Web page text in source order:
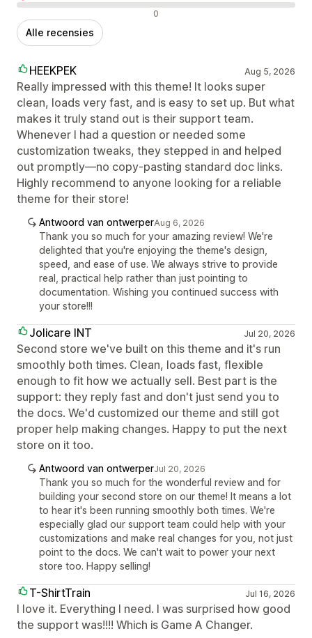
Negatieve recensies 0
Alle recensies
HEEKPEK Aug 5, 2026
Really impressed with this theme! It looks super
clean, loads very fast, and is easy to set up. But what
makes it truly stand out is their support team.
Whenever I had a question or needed some
customization tweaks, they stepped in and helped
out promptly—no copy-pasting standard doc links.
Highly recommend to anyone looking for a reliable
theme for their store!
Antwoord van ontwerperAug 6, 2026
Thank you so much for your amazing review! We're
delighted that you're enjoying the theme's design,
speed, and ease of use. We always strive to provide
real, practical help rather than just pointing to
documentation. Wishing you continued success with
your store!!!
Jolicare INT Jul 20, 2026
Second store we've built on this theme and it's run
smoothly both times. Clean, loads fast, flexible
enough to fit how we actually sell. Best part is the
support: they reply fast and don't just send you to
the docs. We'd customized our theme and still got
proper help making changes. Happy to put the next
store on it too.
Antwoord van ontwerperJul 20, 2026
Thank you so much for the wonderful review and for
building your second store on our theme! It means a lot
to hear it's been running smoothly both times. We're
especially glad our support team could help with your
customizations and make real changes for you, not just
point to the docs. We can't wait to power your next
store too. Happy selling!
T-ShirtTrain Jul 16, 2026
I love it. Everything I need. I was surprised how good
the support was!!!! Which is Game A Changer.